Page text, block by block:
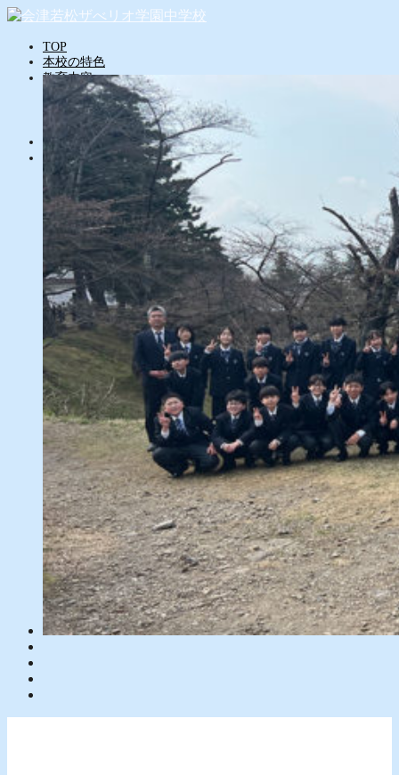
TOP
本校の特色
教育内容
学力向上
人間力育成
英語力強化
探究学習
学校生活
部活動
年間行事
会津若松ザべリオ学園中学校
会津で学ぶ、ザべリオで学ぶ
本校について
教育内容
学校生活
TOP
学園例規
各種お申込み
交通のご案内
デジタルパンフレット
入試のご案内はこちら
学園TOPページへ